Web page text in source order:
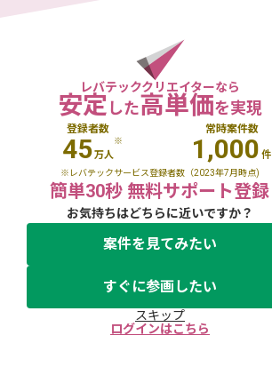
レバテッククリエイターなら
安定した高単価を実現
登録者数
45万人
※
常時案件数
1,000 件
※レバテックサービス登録者数（2023年7月時点)
簡単30秒 無料サポート登録
お気持ちはどちらに近いですか？
案件を見てみたい
すぐに参画したい
スキップ
ログインはこちら